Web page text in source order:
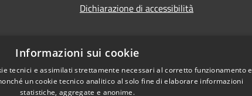
Dichiarazione di accessibilità
Informazioni sui cookie
tecnici e assimilati strettamente necessari al corretto funzionamento e
un cookie tecnico analitico al solo fine di elaborare informazioni
statistiche, aggregate e anonime.